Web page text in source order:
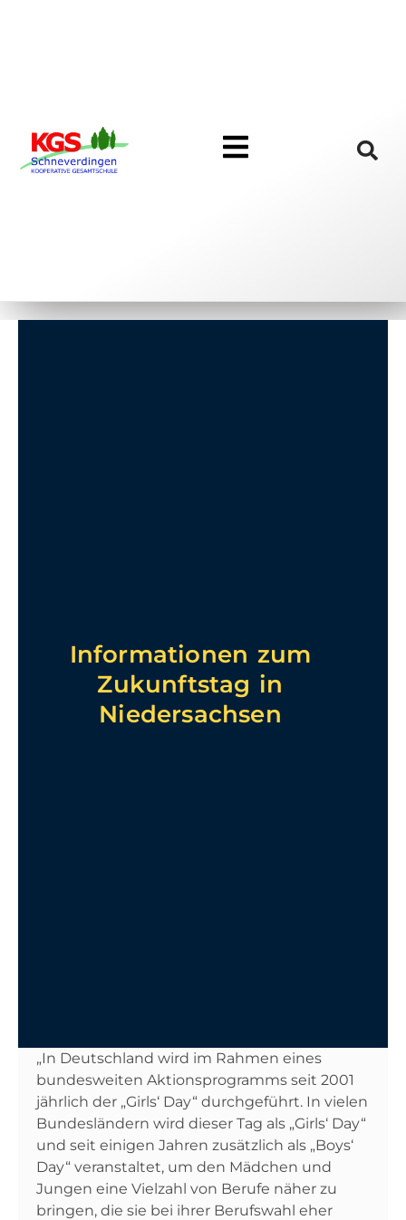
Informationen zum
Zukunftstag in
Niedersachsen
„In Deutschland wird im Rahmen eines
bundesweiten Aktionsprogramms seit 2001
jährlich der „Girls‘ Day“ durchgeführt. In vielen
Bundesländern wird dieser Tag als „Girls‘ Day“
und seit einigen Jahren zusätzlich als „Boys‘
Day“ veranstaltet, um den Mädchen und
Jungen eine Vielzahl von Berufe näher zu
bringen, die sie bei ihrer Berufswahl eher